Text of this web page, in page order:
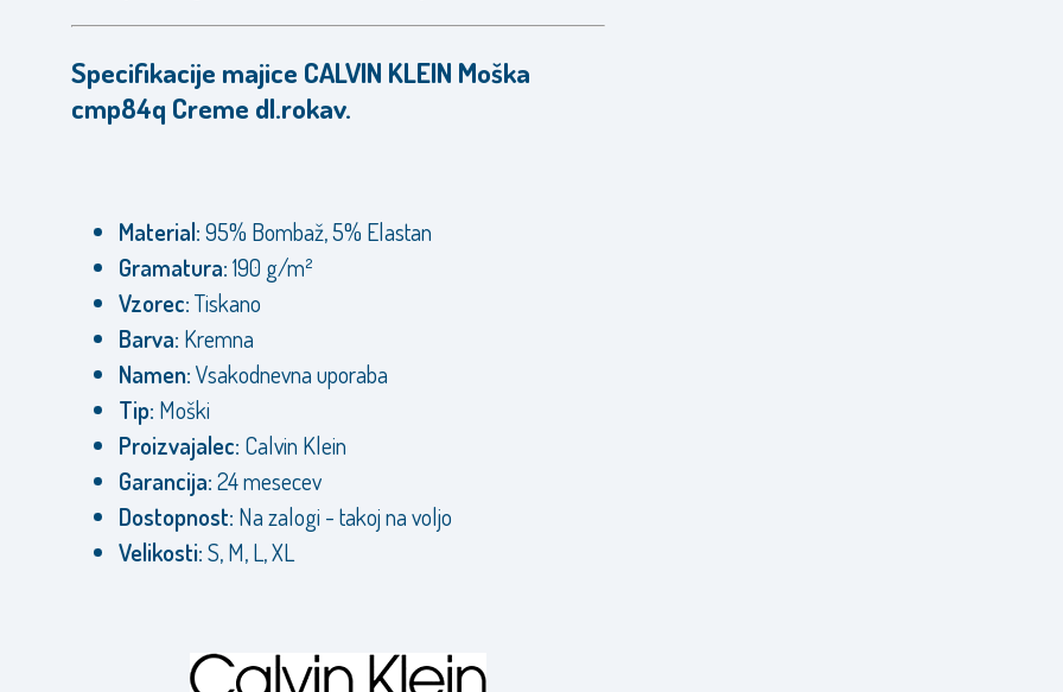
Specifikacije majice CALVIN KLEIN Moška
cmp84q Creme dl.rokav.
Material:95% Bombaž, 5% Elastan
Gramatura:190 g/m²
Vzorec:Tiskano
Barva: Kremna
Namen:Vsakodnevna uporaba
Tip: Moški
Proizvajalec: Calvin Klein
Garancija:24 mesecev
Dostopnost: Na zalogi - takoj na voljo
Velikosti:S, M, L, XL